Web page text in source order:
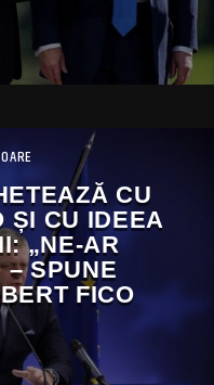
CU
ȘI CU IDEEA
„NE-AR
– SPUNE
FICO